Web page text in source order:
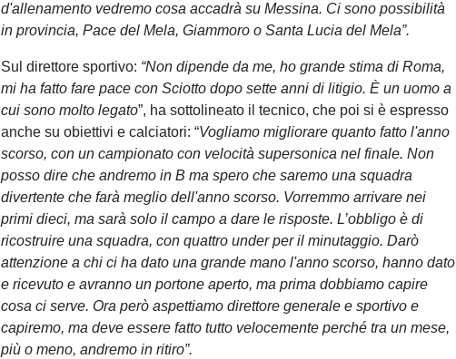
d'allenamento vedremo cosa accadrà su Messina. Ci sono possibilità
in provincia, Pace del Mela, Giammoro o Santa Lucia del Mela”.
Sul direttore sportivo: “Non dipende da me, ho grande stima di Roma,
mi ha fatto fare pace con Sciotto dopo sette anni di litigio. È un uomo a
cui sono molto legato”, ha sottolineato il tecnico, che poi si è espresso
anche su obiettivi e calciatori: “Vogliamo migliorare quanto fatto l'anno
scorso, con un campionato con velocità supersonica nel finale. Non
posso dire che andremo in B ma spero che saremo una squadra
divertente che farà meglio dell'anno scorso. Vorremmo arrivare nei
primi dieci, ma sarà solo il campo a dare le risposte. L’obbligo è di
ricostruire una squadra, con quattro under per il minutaggio. Darò
attenzione a chi ci ha dato una grande mano l'anno scorso, hanno dato
e ricevuto e avranno un portone aperto, ma prima dobbiamo capire
cosa ci serve. Ora però aspettiamo direttore generale e sportivo e
capiremo, ma deve essere fatto tutto velocemente perché tra un mese,
più o meno, andremo in ritiro”.